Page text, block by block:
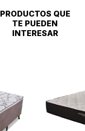
PRODUCTOS QUE
TE PUEDEN
INTERESAR